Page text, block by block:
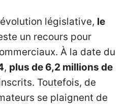
législative, le
un recours pour
À la date du
, plus de 6,2 millions de
Toutefois, de
se plaignent de